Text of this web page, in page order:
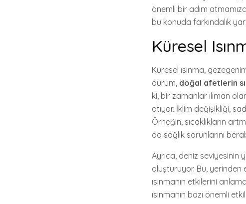
önemli bir adım
bu konuda farkındalık
Küresel
Küresel ısınma,
durum, doğal afetlerin
ki, bir zamanlar ılıman
atıyor. İklim değişikliği,
Örneğin, sıcaklıkların
da sağlık sorunlarını
Ayrıca, deniz seviyesinin
oluşturuyor. Bu, yerinden
ısınmanın etkilerini
ısınmanın bazı önemli